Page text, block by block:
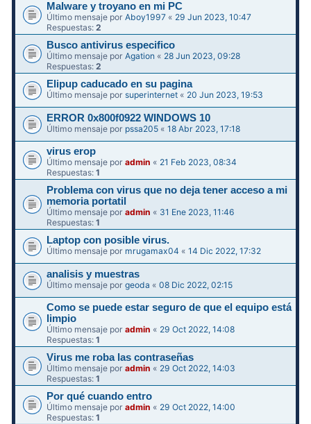
Malware y troyano en mi PC
Último mensaje porAboy1997 « 29 Jun 2023, 10:47
Respuestas:2
Busco antivirus especifico
Último mensaje porAgation « 28 Jun 2023, 09:28
Respuestas:2
Elipup caducado en su pagina
Último mensaje porsuperinternet « 20 Jun 2023, 19:53
ERROR 0x800f0922 WINDOWS 10
Último mensaje por pssa205 «18 Abr 2023, 17:18
virus erop
Último mensaje poradmin « 21 Feb 2023, 08:34
Respuestas:1
Problema con virus que no deja tener acceso a mi
memoria portatil
Último mensaje poradmin « 31 Ene 2023, 11:46
Respuestas:1
Laptop con posible virus.
Último mensaje por mrugamax04 «14 Dic 2022, 17:32
analisis y muestras
Último mensaje porgeoda «08 Dic 2022, 02:15
Como se puede estar seguro de que el equipo está
limpio
Último mensaje poradmin « 29 Oct 2022, 14:08
Respuestas:1
Virus me roba las contraseñas
Último mensaje poradmin « 29 Oct 2022, 14:03
Respuestas:1
Por qué cuando entro
Último mensaje poradmin « 29 Oct 2022, 14:00
Respuestas:1